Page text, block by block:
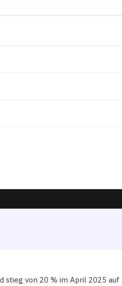
stieg von 20 % im April 2025